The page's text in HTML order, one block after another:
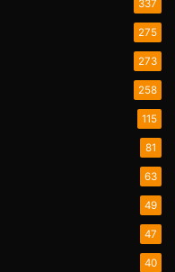
337
275
273
258
115
81
63
49
47
40